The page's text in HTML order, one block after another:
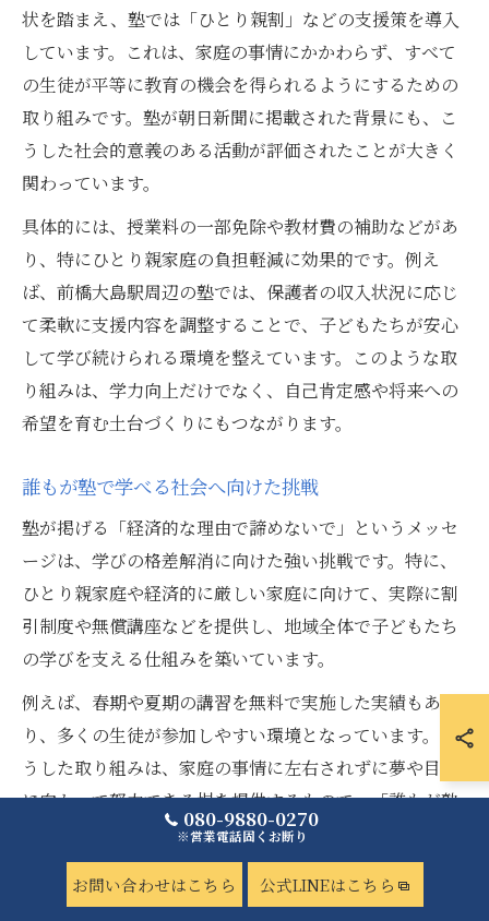
状を踏まえ、塾では「ひとり親割」などの支援策を導入
しています。これは、家庭の事情にかかわらず、すべて
の生徒が平等に教育の機会を得られるようにするための
取り組みです。塾が朝日新聞に掲載された背景にも、こ
うした社会的意義のある活動が評価されたことが大きく
関わっています。
具体的には、授業料の一部免除や教材費の補助などがあ
り、特にひとり親家庭の負担軽減に効果的です。例え
ば、前橋大島駅周辺の塾では、保護者の収入状況に応じ
て柔軟に支援内容を調整することで、子どもたちが安心
して学び続けられる環境を整えています。このような取
り組みは、学力向上だけでなく、自己肯定感や将来への
希望を育む土台づくりにもつながります。
誰もが塾で学べる社会へ向けた挑戦
塾が掲げる「経済的な理由で諦めないで」というメッセ
ージは、学びの格差解消に向けた強い挑戦です。特に、
ひとり親家庭や経済的に厳しい家庭に向けて、実際に割
引制度や無償講座などを提供し、地域全体で子どもたち
の学びを支える仕組みを築いています。
例えば、春期や夏期の講習を無料で実施した実績もあ
り、多くの生徒が参加しやすい環境となっています。こ
うした取り組みは、家庭の事情に左右されずに夢や目標
に向かって努力できる場を提供するもので、「誰もが塾
で学べる社会」を実現するための大きな一歩です。受講
生や保護者からも「経済的な不安が減り、子どもがのび
のびと学べるようになった」といった声が多く寄せられ
080-9880-0270
※営業電話固くお断り
お問い合わせはこちら 公式LINEはこちら